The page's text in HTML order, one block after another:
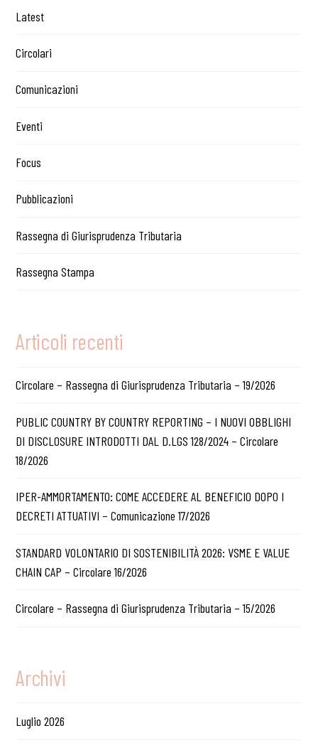
Latest
Circolari
Comunicazioni
Eventi
Focus
Pubblicazioni
Rassegna di Giurisprudenza Tributaria
Rassegna Stampa
Articoli recenti
Circolare – Rassegna di Giurisprudenza Tributaria – 19/2026
PUBLIC COUNTRY BY COUNTRY REPORTING – I NUOVI OBBLIGHI
DI DISCLOSURE INTRODOTTI DAL D.LGS 128/2024 – Circolare
18/2026
IPER-AMMORTAMENTO: COME ACCEDERE AL BENEFICIO DOPO I
DECRETI ATTUATIVI – Comunicazione 17/2026
STANDARD VOLONTARIO DI SOSTENIBILITÀ 2026: VSME E VALUE
CHAIN CAP – Circolare 16/2026
Circolare – Rassegna di Giurisprudenza Tributaria – 15/2026
Archivi
Luglio 2026